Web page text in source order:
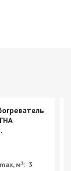
м²: 3